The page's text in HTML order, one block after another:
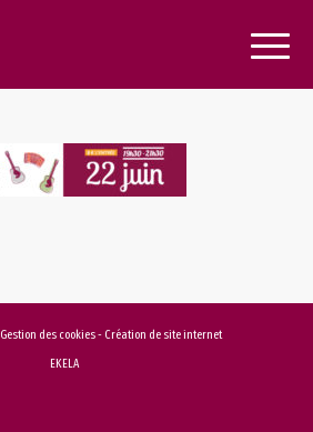
Gestion des cookies- Création de site internet
EKELA